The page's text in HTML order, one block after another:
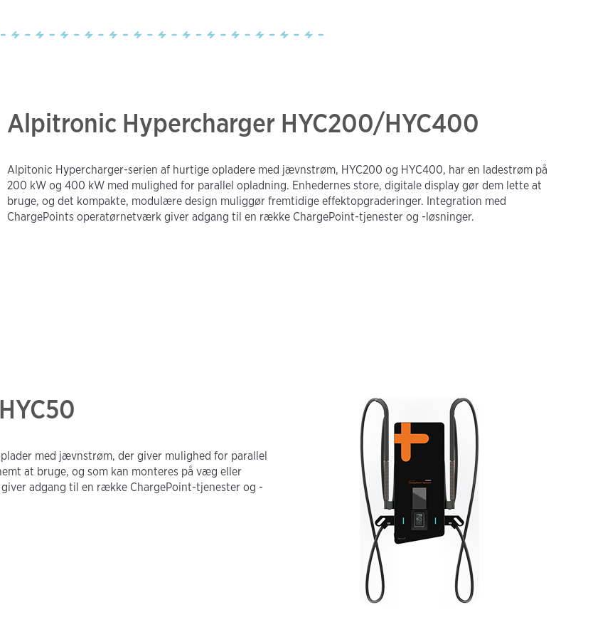
Alpitronic Hypercharger HYC200/HYC400
Alpitonic Hypercharger-serien af hurtige opladere med jævnstrøm, HYC200 og HYC400, har en ladestrøm på
200 kW og 400 kW med mulighed for parallel opladning. Enhedernes store, digitale display gør dem lette at
bruge, og det kompakte, modulære design muliggør fremtidige effektopgraderinger. Integration med
ChargePoints operatørnetværk giver adgang til en række ChargePoint-tjenester og -løsninger.
med jævnstrøm, der giver mulighed for parallel
at bruge, og som kan monteres på væg eller
adgang til en række ChargePoint-tjenester og -